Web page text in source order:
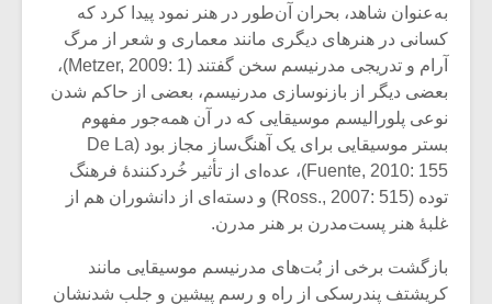
به‌عنوان شاهد، بحران آن‌طور در هنر نمود پیدا کرد که
کسانی در هنرهای دیگری مانند معماری و شعر از مرگ
آرام و تدریجی مدرنیسم سخن گفتند (Metzer, 2009: 1)،
بعضی دیگر از بازنوسازی مدرنیسم، بعضی از حاکم شدن
نوعی پلورالیسم موسیقایی که در آن همه‌جور مفهوم
بستر موسیقایی برای یک آهنگ‌ساز مجاز بود (De La
Fuente, 2010: 155)، عده‌ای از تأثیر خُردکنندۀ فرهنگ
توده (Ross., 2007: 515) و دسته‌ای از دانشوران هم از
غلبۀ هنر پست‌مدرن بر هنر مدرن.
بازگشت برخی از بُت‌های مدرنیسم موسیقایی مانند
کریشتف پندرسکی از راه و رسم پیشین و جلب شدنشان
اگر نمی توانی
مشهورترین باشی،